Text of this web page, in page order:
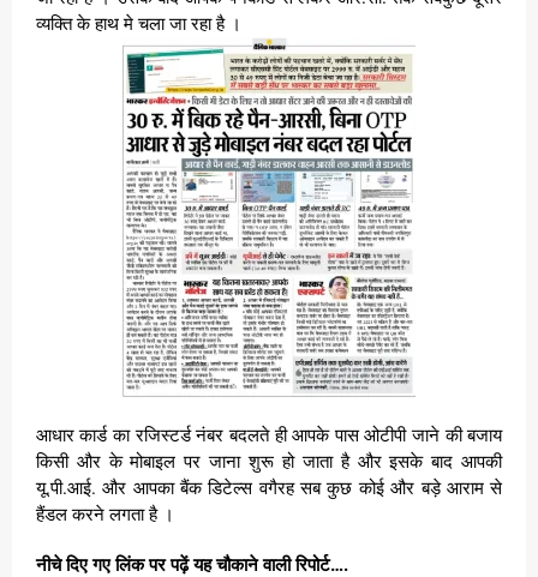
व्यक्ति के हाथ मे चला जा रहा है ।
आधार कार्ड का रजिस्टर्ड नंबर बदलते ही आपके पास ओटीपी जाने की बजाय
किसी और के मोबाइल पर जाना शुरू हो जाता है और इसके बाद आपकी
यू.पी.आई. और आपका बैंक डिटेल्स वगैरह सब कुछ कोई और बड़े आराम से
हैंडल करने लगता है ।
नीचे दिए गए लिंक पर पढ़ें यह चौकाने वाली रिपोर्ट….